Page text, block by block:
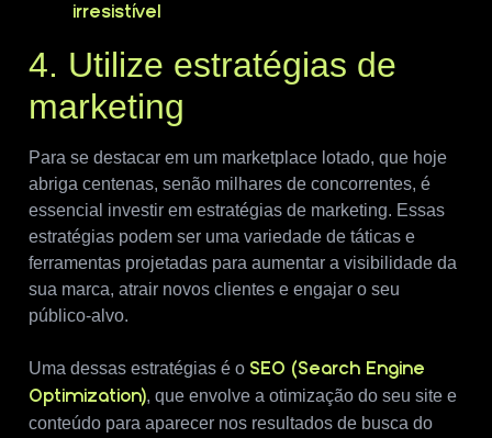
irresistível
4. Utilize estratégias de
marketing
Para se destacar em um marketplace lotado, que hoje
abriga centenas, senão milhares de concorrentes, é
essencial investir em estratégias de marketing. Essas
estratégias podem ser uma variedade de táticas e
ferramentas projetadas para aumentar a visibilidade da
sua marca, atrair novos clientes e engajar o seu
público-alvo.
Uma dessas estratégias é o SEO (Search Engine
Optimization), que envolve a otimização do seu site e
conteúdo para aparecer nos resultados de busca do